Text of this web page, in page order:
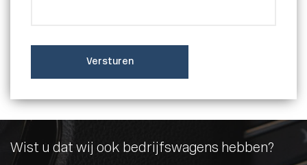
Versturen
Wist u dat wij ook bedrijfswagens hebben?